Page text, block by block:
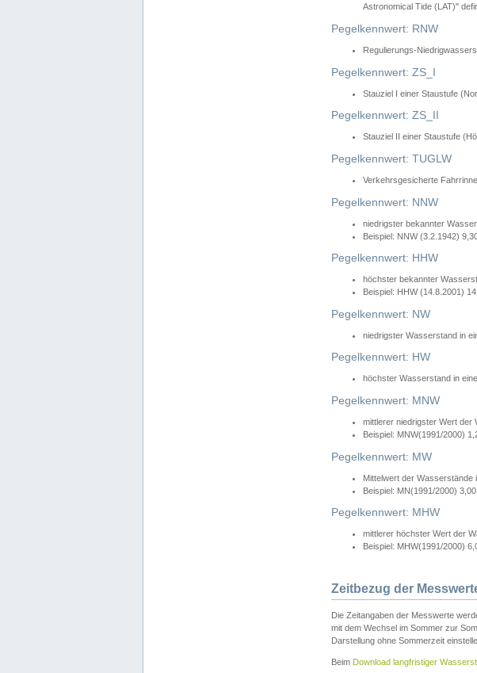
Astronomical Tide (LAT)"
Pegelkennwert: RNW
Regulierungs-
Pegelkennwert: ZS_I
Stauziel I einer Staustufe
Pegelkennwert: ZS_II
Stauziel II einer Staustufe
Pegelkennwert: TUGLW
Verkehrsgesicherte
Pegelkennwert: NNW
niedrigster bekannter
Beispiel: NNW (3.2.1942)
Pegelkennwert: HHW
höchster bekannter
Beispiel: HHW (14.8.2001)
Pegelkennwert: NW
niedrigster Wasserstand in
Pegelkennwert: HW
höchster Wasserstand in
Pegelkennwert: MNW
mittlerer niedrigster Wert der
Beispiel: MNW(1991/2000)
Pegelkennwert: MW
Mittelwert der Wasserstände
Beispiel: MN(1991/2000)
Pegelkennwert: MHW
mittlerer höchster Wert der
Beispiel: MHW(1991/2000)
Zeitbezug der
Die Zeitangaben der Messwerte
mit dem Wechsel im Sommer zur
Darstellung ohne Sommerzeit
Beim Download langfristiger